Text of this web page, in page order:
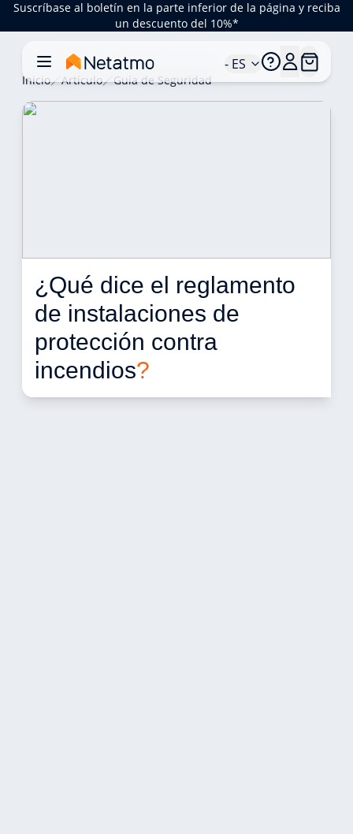
Suscríbase al boletín en la parte inferior de la página y reciba
un descuento del 10%*
- ES
Inicio Artículo Guía de Seguridad
¿Qué dice el reglamento
de instalaciones de
protección contra
incendios?